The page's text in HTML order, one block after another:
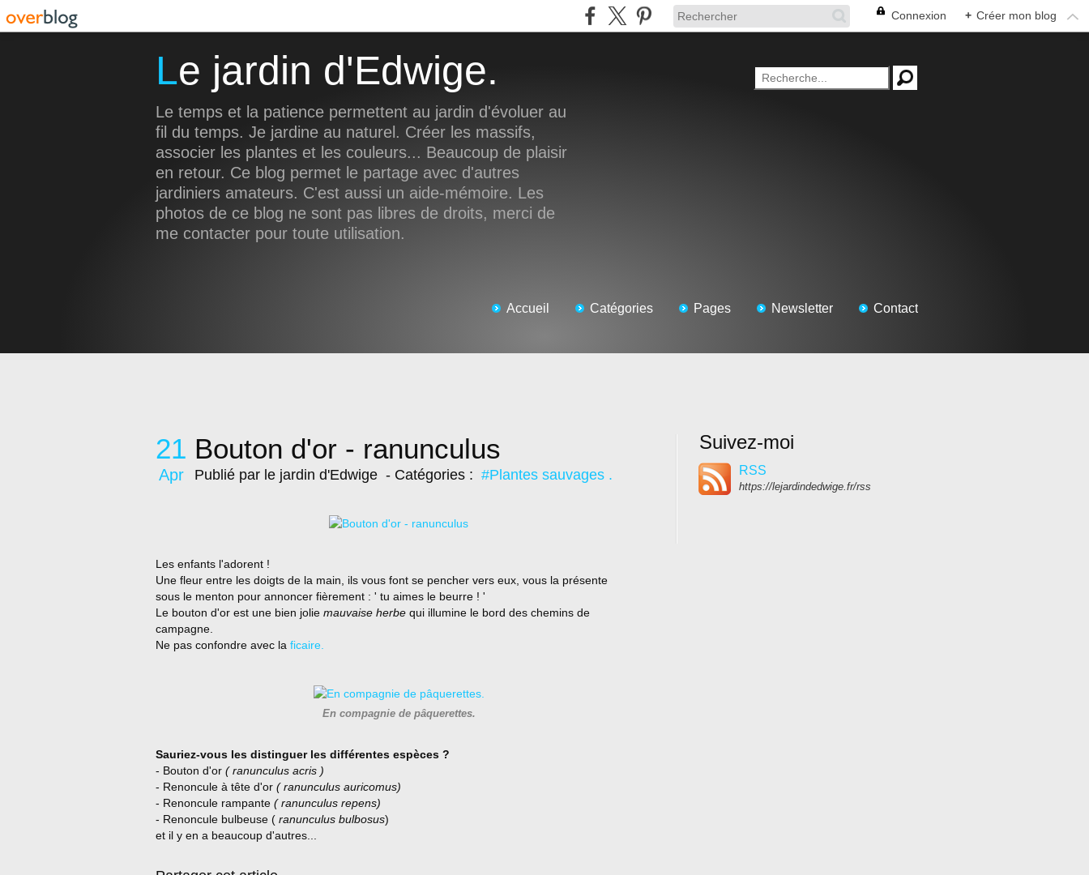
Connexion + Créer mon blog
Le jardin d'Edwige.
Le temps et la patience permettent au jardin d'évoluer au
fil du temps. Je jardine au naturel. Créer les massifs,
associer les plantes et les couleurs... Beaucoup de plaisir
en retour. Ce blog permet le partage avec d'autres
jardiniers amateurs. C'est aussi un aide-mémoire. Les
photos de ce blog ne sont pas libres de droits, merci de
me contacter pour toute utilisation.
Accueil Catégories Pages Newsletter Contact
21
Apr
Bouton d'or - ranunculus
Publié par le jardin d'Edwige - Catégories : #Plantes sauvages .
Les enfants l'adorent !
Une fleur entre les doigts de la main, ils vous font se pencher vers eux, vous la présente
sous le menton pour annoncer fièrement : ' tu aimes le beurre ! '
Le bouton d'or est une bien jolie mauvaise herbe qui illumine le bord des chemins de
campagne.
Ne pas confondre avec la ficaire.
En compagnie de pâquerettes.
Sauriez-vous les distinguer les différentes espèces ?
- Bouton d'or ( ranunculus acris )
- Renoncule à tête d'or ( ranunculus auricomus)
- Renoncule rampante ( ranunculus repens)
- Renoncule bulbeuse ( ranunculus bulbosus)
et il y en a beaucoup d'autres...
Suivez-moi
RSS
https://lejardindedwige.fr/rss